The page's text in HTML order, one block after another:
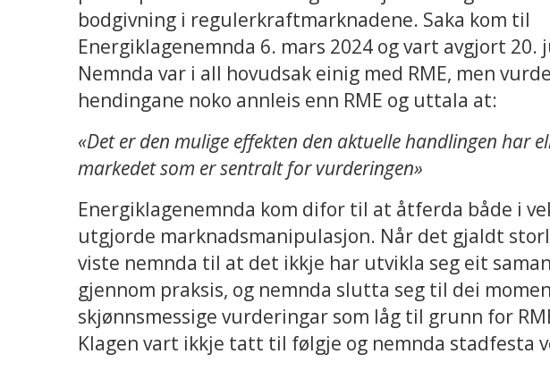
bodgivning i regulerkraftmarknadene. Saka kom til
Energiklagenemnda 6. mars 2024 og vart avgjort 20.
Nemnda var i all hovudsak einig med RME, men
hendingane noko annleis enn RME og uttala at:
«Det er den mulige effekten den aktuelle handlingen har
markedet som er sentralt for vurderingen»
Energiklagenemnda kom difor til at åtferda både i
utgjorde marknadsmanipulasjon. Når det gjaldt
viste nemnda til at det ikkje har utvikla seg eit
gjennom praksis, og nemnda slutta seg til dei
skjønnsmessige vurderingar som låg til grunn for
Klagen vart ikkje tatt til følgje og nemnda stadfesta